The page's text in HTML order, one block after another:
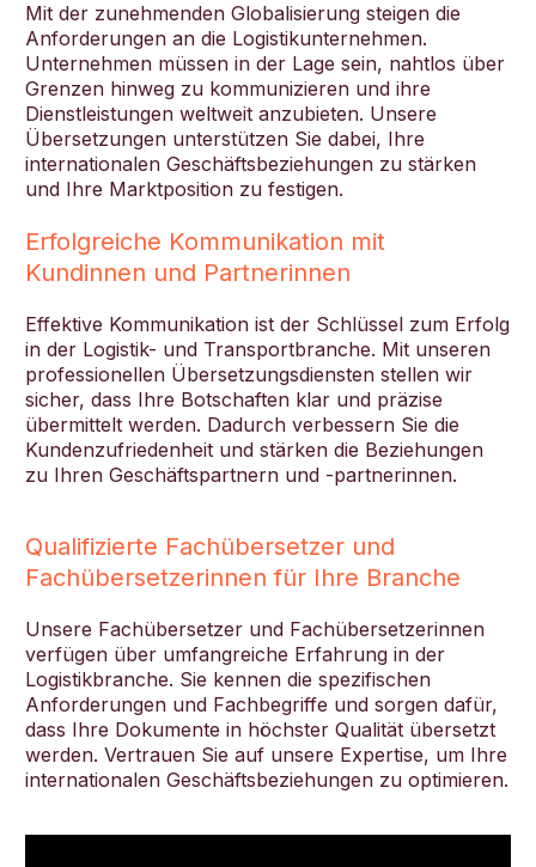
Mit der zunehmenden Globalisierung steigen die
Anforderungen an die Logistikunternehmen.
Unternehmen müssen in der Lage sein, nahtlos über
Grenzen hinweg zu kommunizieren und ihre
Dienstleistungen weltweit anzubieten. Unsere
Übersetzungen unterstützen Sie dabei, Ihre
internationalen Geschäftsbeziehungen zu stärken
und Ihre Marktposition zu festigen.
Erfolgreiche Kommunikation mit
Kundinnen und Partnerinnen
Effektive Kommunikation ist der Schlüssel zum Erfolg
in der Logistik- und Transportbranche. Mit unseren
professionellen Übersetzungsdiensten stellen wir
sicher, dass Ihre Botschaften klar und präzise
übermittelt werden. Dadurch verbessern Sie die
Kundenzufriedenheit und stärken die Beziehungen
zu Ihren Geschäftspartnern und -partnerinnen.
Qualifizierte Fachübersetzer und
Fachübersetzerinnen für Ihre Branche
Unsere Fachübersetzer und Fachübersetzerinnen
verfügen über umfangreiche Erfahrung in der
Logistikbranche. Sie kennen die spezifischen
Anforderungen und Fachbegriffe und sorgen dafür,
dass Ihre Dokumente in höchster Qualität übersetzt
werden. Vertrauen Sie auf unsere Expertise, um Ihre
internationalen Geschäftsbeziehungen zu optimieren.